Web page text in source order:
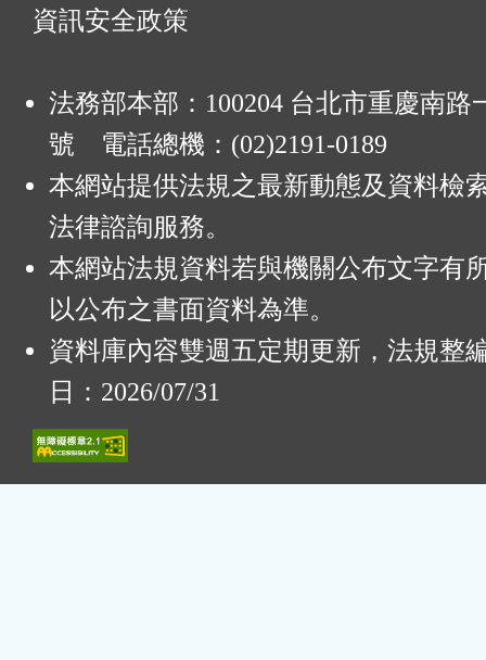
資訊安全政策
法務部本部：100204 台北市重慶南路
號 電話總機：(02)2191-0189
本網站提供法規之最新動態及資料檢
法律諮詢服務。
本網站法規資料若與機關公布文字有
以公布之書面資料為準。
資料庫內容雙週五定期更新，法規整
日：2026/07/31